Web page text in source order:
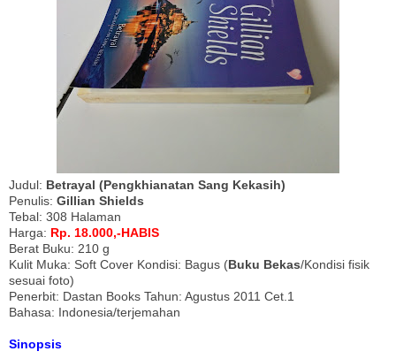
Judul: Betrayal (Pengkhianatan Sang Kekasih)
Penulis: Gillian Shields
Tebal: 308 Halaman
Harga: Rp. 18.000,-HABIS
Berat Buku: 210 g
Kulit Muka: Soft Cover Kondisi: Bagus (Buku Bekas/Kondisi fisik
sesuai foto)
Penerbit: Dastan Books Tahun: Agustus 2011 Cet.1
Bahasa: Indonesia/terjemahan
Sinopsis